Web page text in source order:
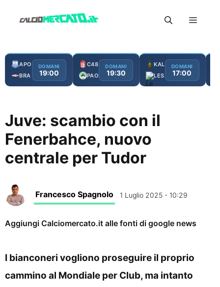
Menu
APO
BRA
DOMANI
19:00
C48
PAO
DOMANI
19:30
KAL
LES
DOMANI
17:00
Juve: scambio con il
Fenerbahce, nuovo
centrale per Tudor
Francesco Spagnolo 1 Luglio 2025 - 10:29
Aggiungi Calciomercato.it alle fonti di google news
I bianconeri vogliono proseguire il proprio
cammino al Mondiale per Club, ma intanto